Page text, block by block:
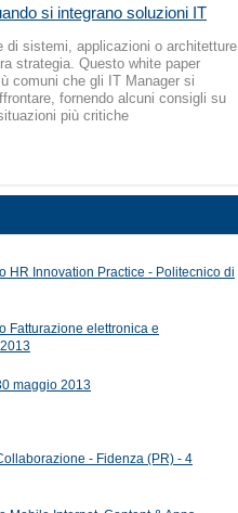
si integrano soluzioni IT
di sistemi, applicazioni o architetture
strategia. Questo white paper
comuni che gli IT Manager si
fornendo alcuni consigli su
più critiche
HR Innovation Practice - Politecnico di
Fatturazione elettronica e
maggio 2013
- Fidenza (PR) - 4